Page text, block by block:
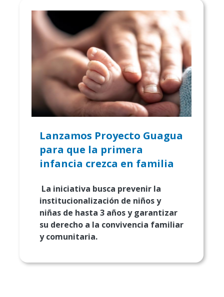
Lanzamos Proyecto Guagua
para que la primera
infancia crezca en familia
La iniciativa busca prevenir la
institucionalización de niños y
niñas de hasta 3 años y garantizar
su derecho a la convivencia familiar
y comunitaria.